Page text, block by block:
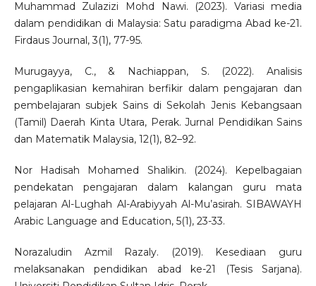
Muhammad Zulazizi Mohd Nawi. (2023). Variasi media
dalam pendidikan di Malaysia: Satu paradigma Abad ke-21.
Firdaus Journal, 3(1), 77-95.
Murugayya, C., & Nachiappan, S. (2022). Analisis
pengaplikasian kemahiran berfikir dalam pengajaran dan
pembelajaran subjek Sains di Sekolah Jenis Kebangsaan
(Tamil) Daerah Kinta Utara, Perak. Jurnal Pendidikan Sains
dan Matematik Malaysia, 12(1), 82–92.
Nor Hadisah Mohamed Shalikin. (2024). Kepelbagaian
pendekatan pengajaran dalam kalangan guru mata
pelajaran Al-Lughah Al-Arabiyyah Al-Mu’asirah. SIBAWAYH
Arabic Language and Education, 5(1), 23-33.
Norazaludin Azmil Razaly. (2019). Kesediaan guru
melaksanakan pendidikan abad ke-21 (Tesis Sarjana).